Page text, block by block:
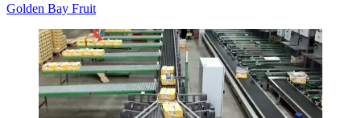
Golden Bay Fruit